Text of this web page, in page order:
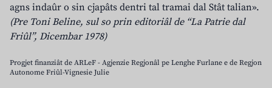
agns indaûr o sin cjapâts dentri tal tramai dal Stât talian».
(Pre Toni Beline, sul so prin editoriâl de “La Patrie dal
Friûl”, Dicembar 1978)
Progjet finanziât de ARLeF - Agjenzie Regjonâl pe Lenghe Furlane e de Regjon
Autonome Friûl-Vignesie Julie